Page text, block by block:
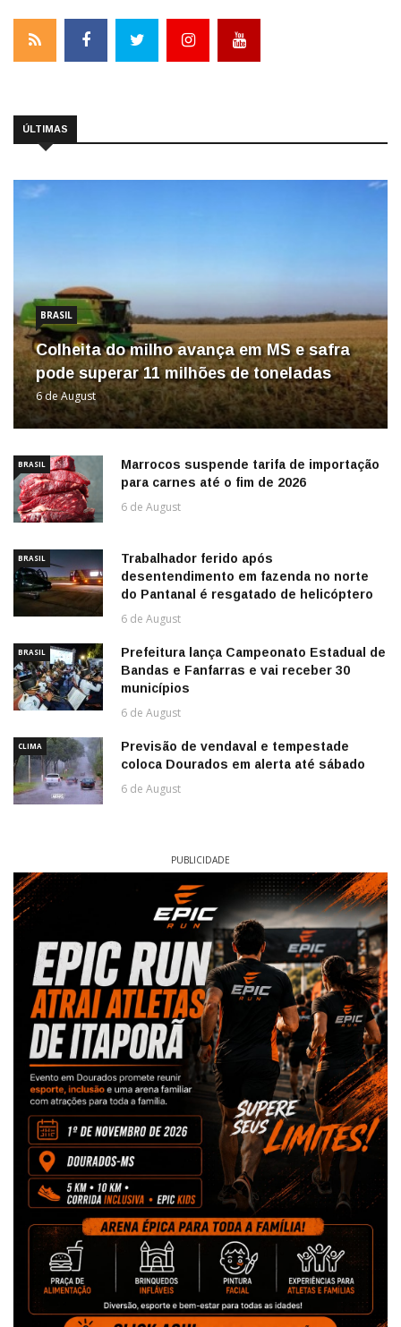
ÚLTIMAS
BRASIL
Colheita do milho avança em MS e safra
pode superar 11 milhões de toneladas
6 de August
BRASIL
Marrocos suspende tarifa de importação
para carnes até o fim de 2026
6 de August
BRASIL
Trabalhador ferido após
desentendimento em fazenda no norte
do Pantanal é resgatado de helicóptero
6 de August
BRASIL
Prefeitura lança Campeonato Estadual de
Bandas e Fanfarras e vai receber 30
municípios
6 de August
CLIMA
Previsão de vendaval e tempestade
coloca Dourados em alerta até sábado
6 de August
PUBLICIDADE